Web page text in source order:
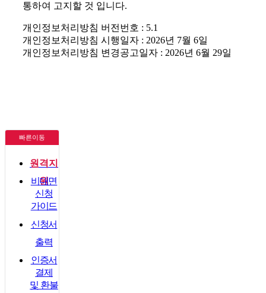
통하여 고지할 것 입니다.
개인정보처리방침 버전번호 : 5.1
개인정보처리방침 시행일자 : 2026년 7월 6일
개인정보처리방침 변경공고일자 : 2026년 6월 29일
빠른이동
원격지
원
비대면
신청
가이드
신청서
출력
인증서
결제
및 환불